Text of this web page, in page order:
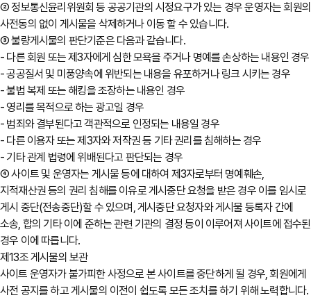
② 정보통신윤리위원회 등 공공기관의 시정요구가 있는 경우 운영자는 회원의
사전동의 없이 게시물을 삭제하거나 이동 할 수 있습니다.
③ 불량게시물의 판단기준은 다음과 같습니다.
- 다른 회원 또는 제3자에게 심한 모욕을 주거나 명예를 손상하는 내용인 경우
- 공공질서 및 미풍양속에 위반되는 내용을 유포하거나 링크 시키는 경우
- 불법 복제 또는 해킹을 조장하는 내용인 경우
- 영리를 목적으로 하는 광고일 경우
- 범죄와 결부된다고 객관적으로 인정되는 내용일 경우
- 다른 이용자 또는 제3자와 저작권 등 기타 권리를 침해하는 경우
- 기타 관계 법령에 위배된다고 판단되는 경우
④ 사이트 및 운영자는 게시물 등에 대하여 제3자로부터 명예훼손,
지적재산권 등의 권리 침해를 이유로 게시중단 요청을 받은 경우 이를 임시로
게시 중단(전송중단)할 수 있으며, 게시중단 요청자와 게시물 등록자 간에
소송, 합의 기타 이에 준하는 관련 기관의 결정 등이 이루어져 사이트에 접수된
경우 이에 따릅니다.
제13조 게시물의 보관
사이트 운영자가 불가피한 사정으로 본 사이트를 중단하게 될 경우, 회원에게
사전 공지를 하고 게시물의 이전이 쉽도록 모든 조치를 하기 위해 노력합니다.